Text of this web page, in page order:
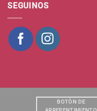
SEGUINOS
BOTÒN DE